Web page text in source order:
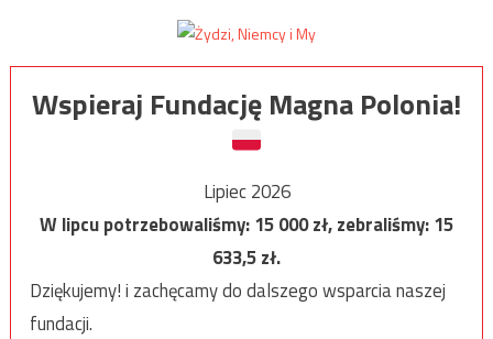
Wspieraj Fundację Magna Polonia!
Lipiec 2026
W lipcu potrzebowaliśmy:15 000zł, zebraliśmy:15
633,5zł.
Dziękujemy! i zachęcamy do dalszego wsparcia naszej
fundacji.